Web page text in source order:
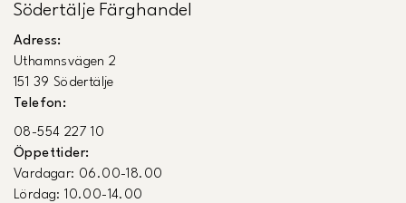
Södertälje Färghandel
Adress:
Uthamnsvägen 2
151 39 Södertälje
Telefon:
08-554 227 10
Öppettider:
Vardagar: 06.00-18.00
Lördag: 10.00-14.00